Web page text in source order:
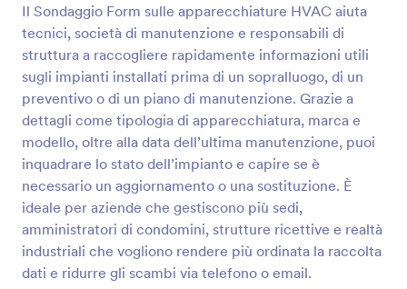
Il Sondaggio Form sulle apparecchiature HVAC aiuta
tecnici, società di manutenzione e responsabili di
struttura a raccogliere rapidamente informazioni utili
sugli impianti installati prima di un sopralluogo, di un
preventivo o di un piano di manutenzione. Grazie a
dettagli come tipologia di apparecchiatura, marca e
modello, oltre alla data dell’ultima manutenzione, puoi
inquadrare lo stato dell’impianto e capire se è
necessario un aggiornamento o una sostituzione. È
ideale per aziende che gestiscono più sedi,
amministratori di condomini, strutture ricettive e realtà
industriali che vogliono rendere più ordinata la raccolta
dati e ridurre gli scambi via telefono o email.
Anteprima